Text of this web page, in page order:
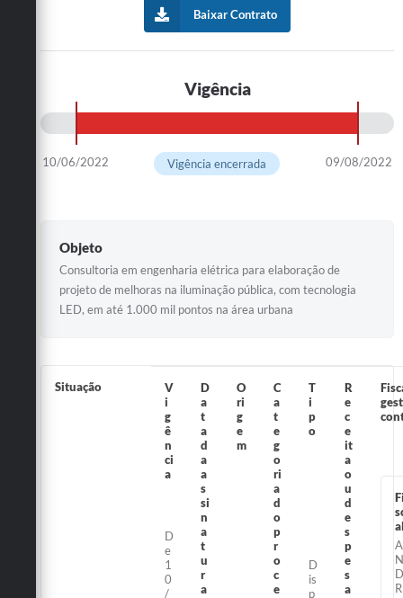
Baixar Contrato
Vigência
10/06/2022 09/08/2022
Vigência encerrada
Objeto
Consultoria em engenharia elétrica para elaboração de
projeto de melhoras na iluminação pública, com tecnologia
LED, em até 1.000 mil pontos na área urbana
Situação
V
i
g
ê
n
ci
a
D
e
1
0
/
D
a
t
a
d
a
a
s
si
n
a
t
u
r
a
O
ri
g
e
m
C
a
t
e
g
o
ri
a
d
o
p
r
o
c
e
T
i
p
o
D
is
p
R
e
c
e
it
a
o
u
d
e
s
p
e
s
a
A
N
D
R